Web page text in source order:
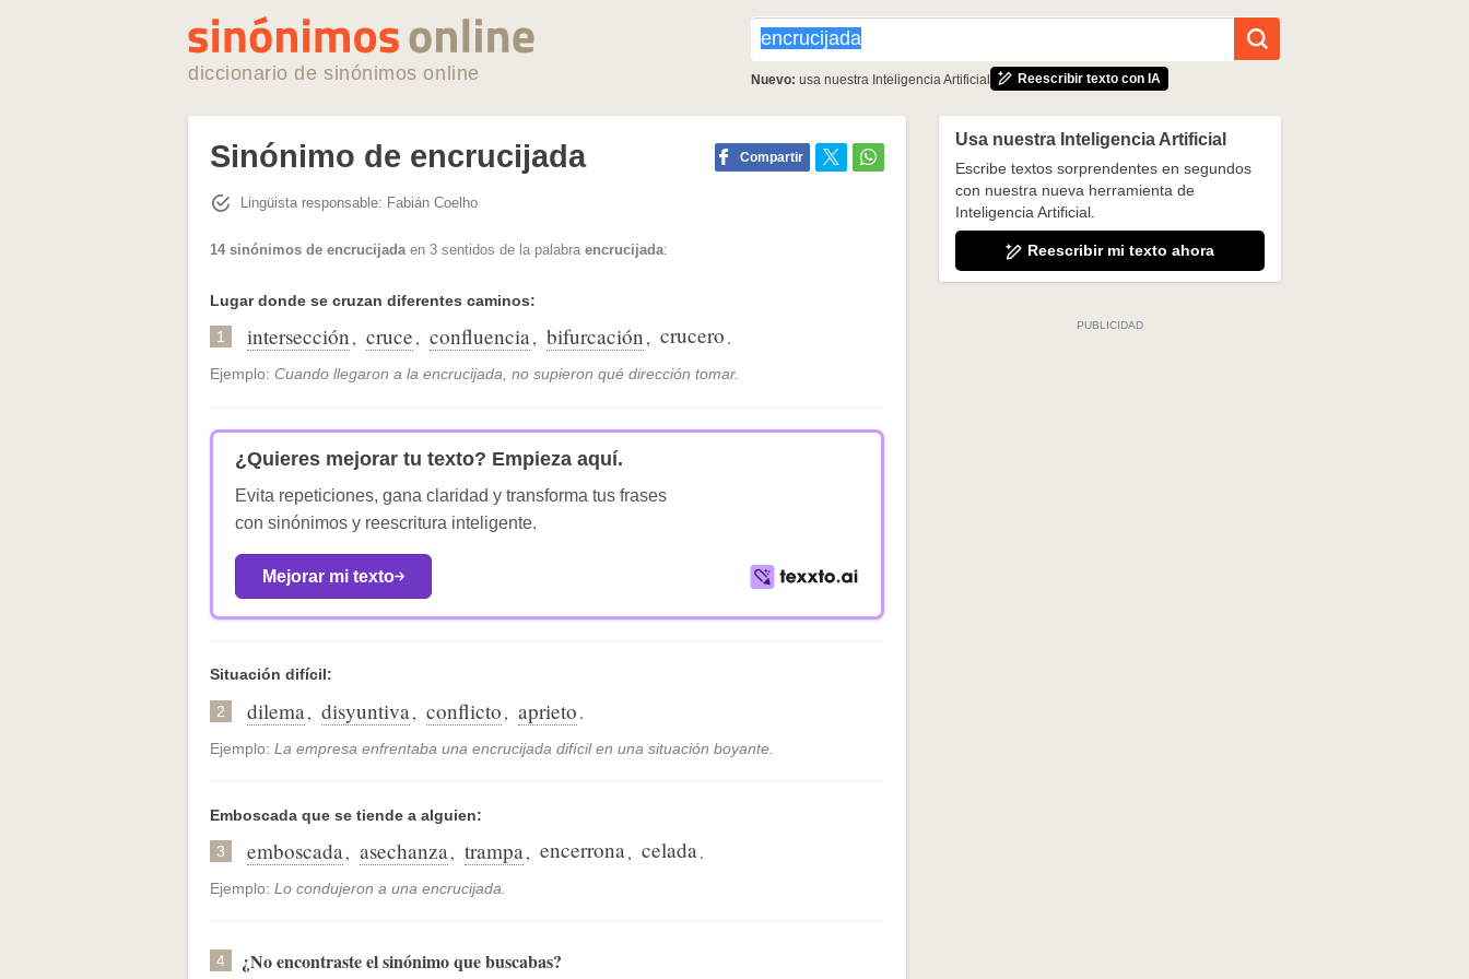
diccionario de sinónimos online Nuevo: usa nuestra Inteligencia Artificial Reescribir texto con IA
Sinónimo de encrucijada Compartir
Lingüista responsable: Fabián Coelho
14 sinónimos de encrucijadaen 3 sentidos de la palabra encrucijada:
Lugar donde se cruzan diferentes caminos:
1 intersección, cruce, confluencia, bifurcación, crucero.
Ejemplo: Cuando llegaron a la encrucijada, no supieron qué dirección tomar.
¿Quieres mejorar tu texto? Empieza aquí.
Evita repeticiones, gana claridad y transforma tus frases
con sinónimos y reescritura inteligente.
Mejorar mi texto
Situación difícil:
2 dilema, disyuntiva, conflicto, aprieto.
Ejemplo: La empresa enfrentaba una encrucijada difícil en una situación boyante.
Emboscada que se tiende a alguien:
3 emboscada, asechanza, trampa, encerrona, celada.
Ejemplo: Lo condujeron a una encrucijada.
4 ¿No encontraste el sinónimo que buscabas?
Usa nuestra Inteligencia Artificial
Escribe textos sorprendentes en segundos
con nuestra nueva herramienta de
Inteligencia Artificial.
Reescribir mi texto ahora